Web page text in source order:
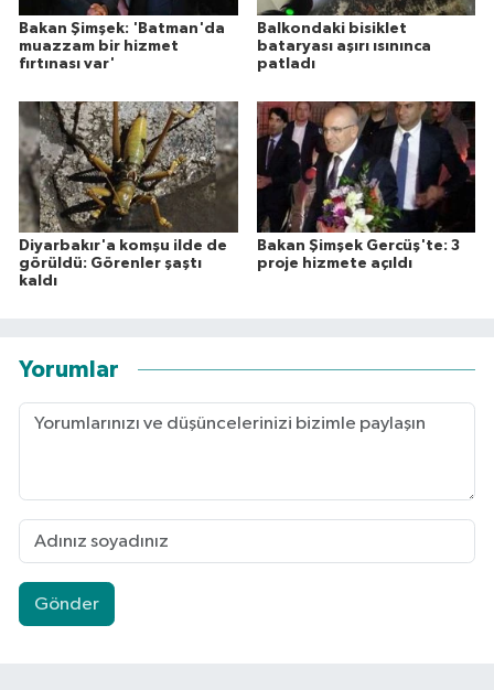
Bakan Şimşek: 'Batman'da
muazzam bir hizmet
fırtınası var'
Balkondaki bisiklet
bataryası aşırı ısınınca
patladı
Diyarbakır'a komşu ilde de
görüldü: Görenler şaştı
kaldı
Bakan Şimşek Gercüş'te: 3
proje hizmete açıldı
Yorumlar
Gönder